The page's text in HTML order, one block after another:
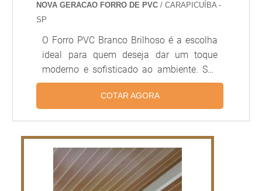
NOVA GERACAO FORRO DE PVC/ CARAPICUÍBA -
SP
O Forro PVC Branco Brilhoso é a escolha
ideal para quem deseja dar um toque
moderno e sofisticado ao ambiente. Seu
brilho intenso e sua tonalidade branca são
ideais para quem deseja um visual mais
opção ideal para quem deseja um
ambiente moderno e elegante.
COTAR AGORA